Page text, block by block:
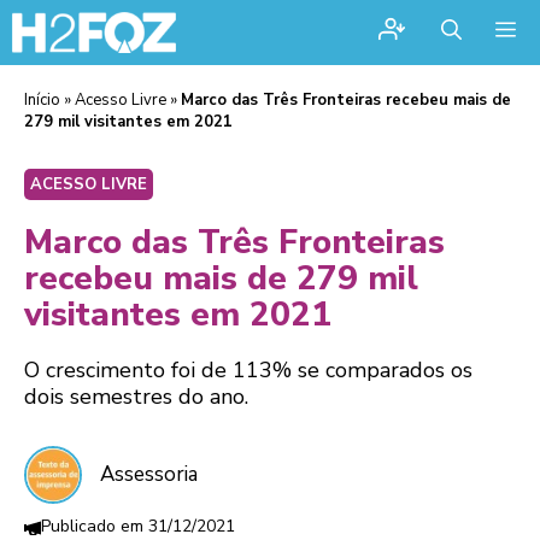
Início »Acesso Livre » Marco das Três Fronteiras recebeu mais de
279 mil visitantes em 2021
ACESSO LIVRE
Marco das Três Fronteiras
recebeu mais de 279 mil
visitantes em 2021
O crescimento foi de 113% se comparados os
dois semestres do ano.
Assessoria
31/12/2021